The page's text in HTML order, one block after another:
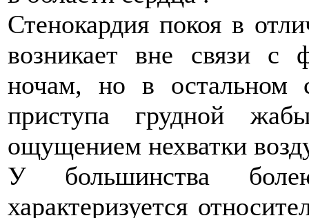
Стенокардия покоя в
возникает вне связи с
ночам, но в остальном
приступа грудной
ощущением нехватки
У большинства
характеризуется